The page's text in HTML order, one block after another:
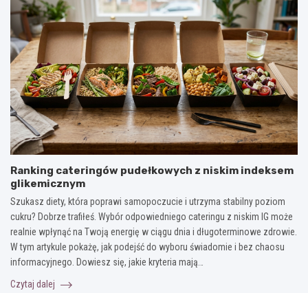
Ranking cateringów pudełkowych z niskim indeksem
glikemicznym
Szukasz diety, która poprawi samopoczucie i utrzyma stabilny poziom
cukru? Dobrze trafiłeś. Wybór odpowiedniego cateringu z niskim IG może
realnie wpłynąć na Twoją energię w ciągu dnia i długoterminowe zdrowie.
W tym artykule pokażę, jak podejść do wyboru świadomie i bez chaosu
informacyjnego. Dowiesz się, jakie kryteria mają…
Czytaj dalej